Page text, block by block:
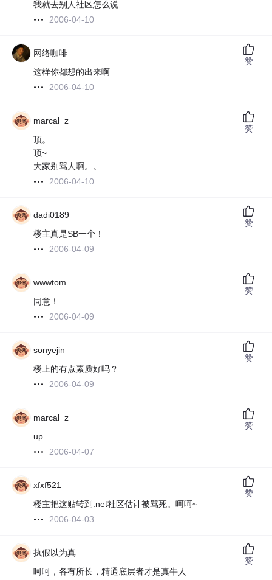
我就去别人社区怎么说
2006-04-10
网络咖啡
这样你都想的出来啊
2006-04-10
赞
marcal_z
顶。
顶~
大家别骂人啊。。
2006-04-10
赞
dadi0189
楼主真是SB一个！
2006-04-09
赞
wwwtom
同意！
2006-04-09
赞
sonyejin
楼上的有点素质好吗？
2006-04-09
赞
marcal_z
up...
2006-04-07
赞
xfxf521
楼主把这贴转到.net社区估计被骂死。呵呵~
2006-04-03
赞
执假以为真
呵呵，各有所长，精通底层者才是真牛人
赞